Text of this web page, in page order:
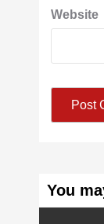
Website
You